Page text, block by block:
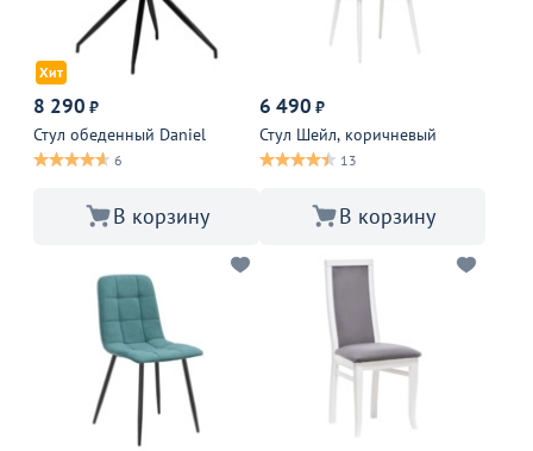
Хит
8 290 ₽
Стул обеденный Daniel
6
В корзину
6 490 ₽
Стул Шейл, коричневый
13
В корзину